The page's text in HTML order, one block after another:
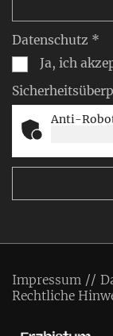
Datenschutz *
Ja, ich
Anti-
Impressum
Rechtliche